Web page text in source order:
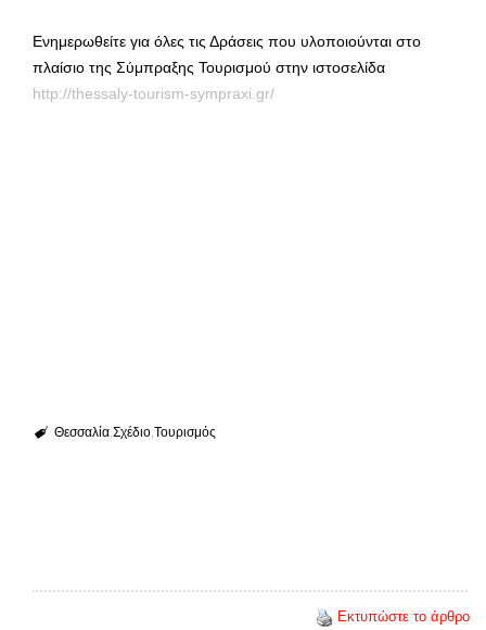
Ενημερωθείτε για όλες τις Δράσεις που υλοποιούνται στο
πλαίσιο της Σύμπραξης Τουρισμού στην ιστοσελίδα
http://thessaly-tourism-sympraxi.gr/
Θεσσαλία Σχέδιο Τουρισμός
Εκτυπώστε το άρθρο